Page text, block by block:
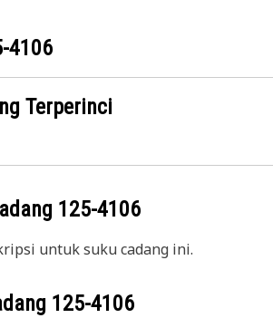
4106
Terperinci
125-4106
untuk suku cadang ini.
125-4106